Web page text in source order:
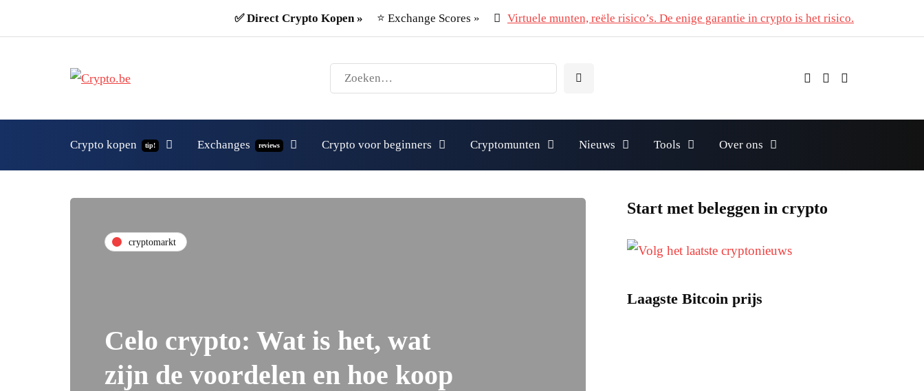
⭐ Exchange Scores »
✅ Direct Crypto Kopen » Virtuele munten, reële risico’s. De enige garantie in crypto is het risico.
Crypto kopen tip! Exchanges reviews Crypto voor beginners Cryptomunten Nieuws Tools Over ons
cryptomarkt
Celo crypto: Wat is het, wat
zijn de voordelen en hoe koop
Start met beleggen in crypto
Laagste Bitcoin prijs